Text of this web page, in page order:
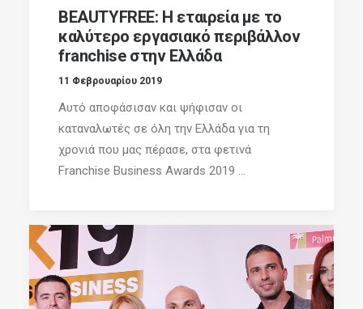
BEAUTYFREE: Η εταιρεία με το
καλύτερο εργασιακό περιβάλλον
franchise στην Ελλάδα
11 Φεβρουαρίου 2019
Αυτό αποφάσισαν και ψήφισαν οι
καταναλωτές σε όλη την Ελλάδα για τη
χρονιά που μας πέρασε, στα φετινά
Franchise Business Awards 2019 ...